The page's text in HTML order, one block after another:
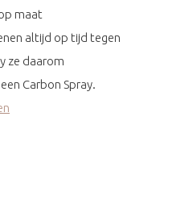
maat
altijd op tijd tegen
ze daarom
Carbon Spray.